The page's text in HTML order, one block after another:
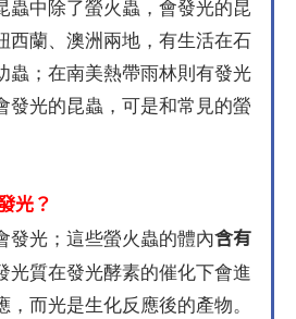
蟲中除了螢火蟲，會發光的昆
西蘭、澳洲兩地，有生活在石
蟲；在南美熱帶雨林則有發光
發光的昆蟲，可是和常見的螢
光？
發光；這些螢火蟲的體內含有
光質在發光酵素的催化下會進
而光是生化反應後的產物。